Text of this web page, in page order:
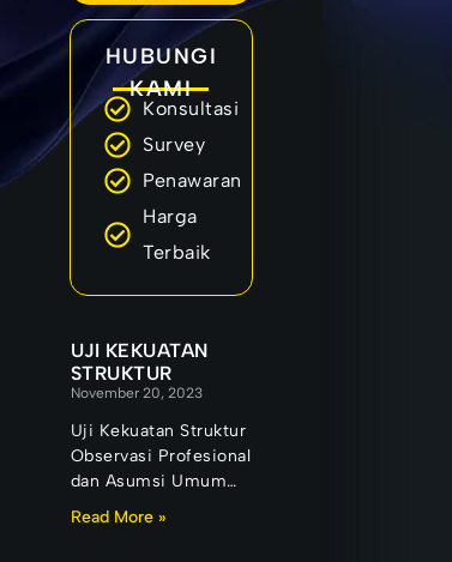
HUBUNGI
KAMI
Konsultasi
Survey
Penawaran
Harga
Terbaik
UJI KEKUATAN
STRUKTUR
November 20, 2023
Uji Kekuatan Struktur
Observasi Profesional
dan Asumsi Umum
Uji Kekuatan struktur
Read More »